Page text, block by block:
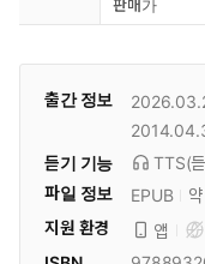
판매가
출간 정보
듣기 기능
TTS(
파일 정보
EPUB
지원 환경
앱